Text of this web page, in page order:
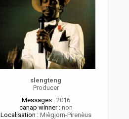
slengteng
Producer
Messages : 2016
canap winner :non
Localisation :Miègjorn-Pirenèus